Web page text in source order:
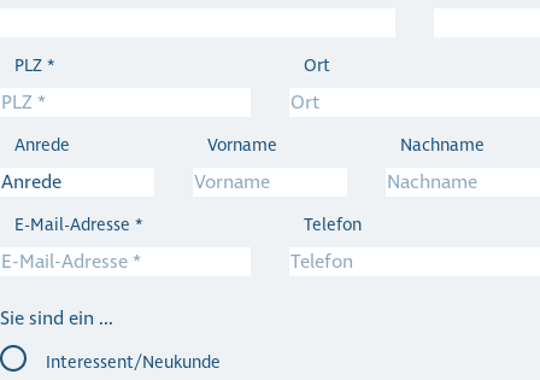
PLZ* Ort
Anrede Vorname Nachname
E-Mail-Adresse* Telefon
Sie sind ein ...
Interessent/Neukunde